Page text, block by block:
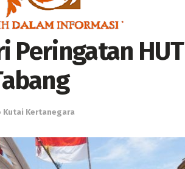
HUT
Kutai Kertanegara